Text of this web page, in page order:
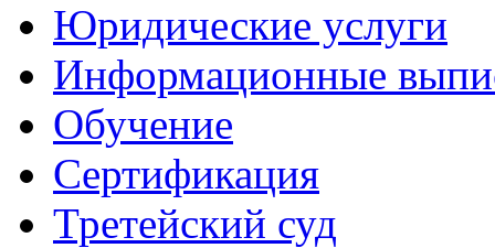
Юридические услуги
Информационные
Обучение
Сертификация
Третейский суд